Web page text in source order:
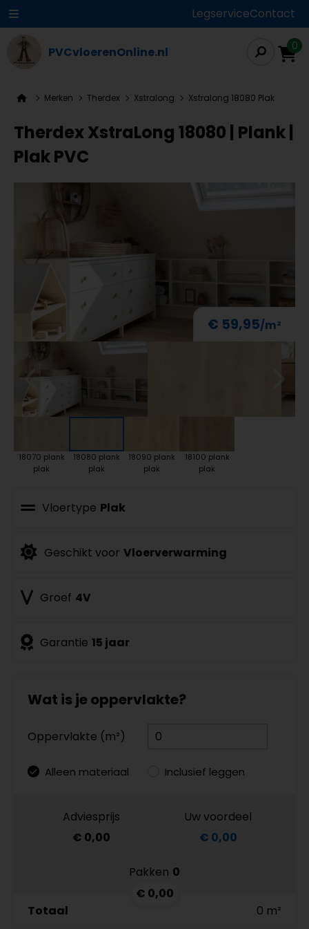
LegserviceContact
PVCvloerenOnline.nl 0
Merken Therdex Xstralong Xstralong 18080 Plak
Therdex XstraLong 18080 | Plank |
Plak PVC
€ 59,95
18070 plank
plak
18080 plank
plak
18090 plank
plak
18100 plank
plak
Vloertype Plak
Geschikt voor Vloerverwarming
Groef 4V
Garantie 15 jaar
Wat is je oppervlakte?
Oppervlakte (m²)
Alleen materiaal Inclusief leggen
Adviesprijs
€ 0,00
Uw voordeel
€ 0,00
Pakken 0
€ 0,00
Totaal
0 m²